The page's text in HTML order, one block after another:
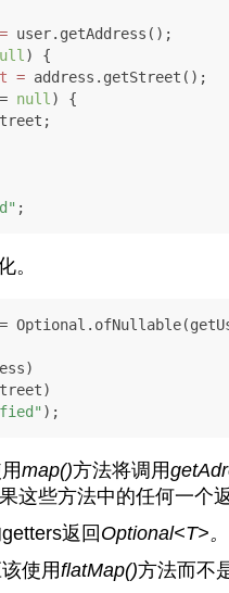
= user.getAddress();
) {
= address.getStreet();
null ) {
;
。
);
map()方法将调用
这些方法中的任何一个
返回 Optional<T>。
使用flatMap()方法而不